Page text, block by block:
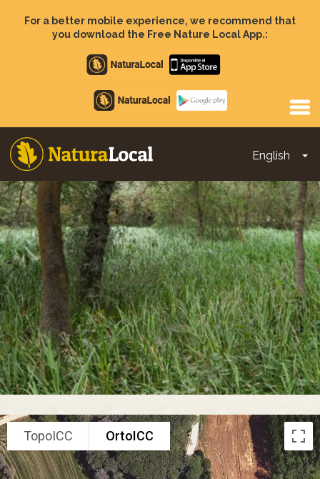
For a better mobile experience, we recommend that
you download the Free Nature Local App.:
Apple
store
Google
Play
English
Main
navigation
TopoICC OrtoICC